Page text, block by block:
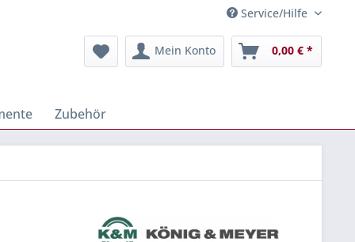
Service/Hilfe
Mein Konto 0,00 € *
Zubehör